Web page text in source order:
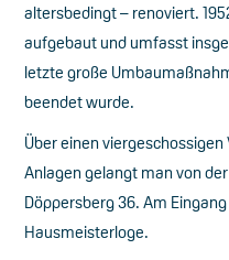
altersbedingt – renoviert.
aufgebaut und umfasst
letzte große
beendet wurde.
Über einen
Anlagen gelangt man von
Döppersberg 36. Am
Hausmeisterloge.